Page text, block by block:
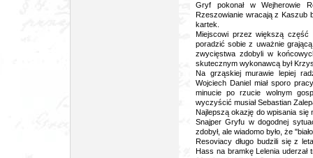
Gryf pokonał w Wejherowie
Rzeszowianie wracają z Kaszub
kartek.
Miejscowi przez większą część
poradzić sobie z uważnie
zwycięstwa zdobyli w
skutecznym wykonawcą był
Na grząskiej murawie lepiej
Wojciech Daniel miał sporo
minucie po rzucie wolnym
wyczyścić musiał Sebastian
Najlepszą okazję do wpisania się
Snajper Gryfu w dogodnej
zdobył, ale wiadomo było, że
Resoviacy długo budzili się z
Hass na bramkę Lelenia uderzał